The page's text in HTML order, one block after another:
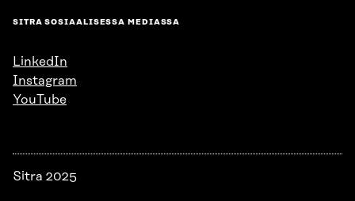
SITRA SOSIAALISESSA MEDIASSA
LinkedIn
Instagram
YouTube
Sitra 2025